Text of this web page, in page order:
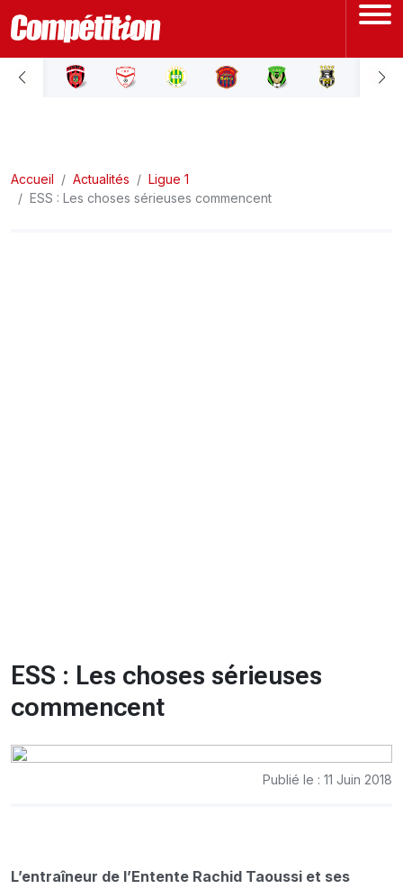
ACCUEIL
LIGUE 2
Accueil Actualités
Ligue 1
ESS : Les choses sérieuses commencent
ESS : Les choses sérieuses
commencent
Publié le : 11 Juin 2018
L’entraîneur de l’Entente Rachid Taoussi et ses